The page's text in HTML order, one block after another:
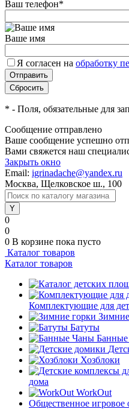
Ваш телефон*
Ваше имя
Я согласен на обработку
* - Поля, обязательные для
Сообщение отправлено
Ваше сообщение успешно
Вами свяжется наш
Закрыть окно
Email: igrinadache@yandex.ru
Москва, Щелковское ш., 100
0
0
0 В корзине пока пусто
Каталог товаров
Каталог товаров
Комплектующие для
Батуты
Хозблоки
дома
WorkOut
Общественное игровое